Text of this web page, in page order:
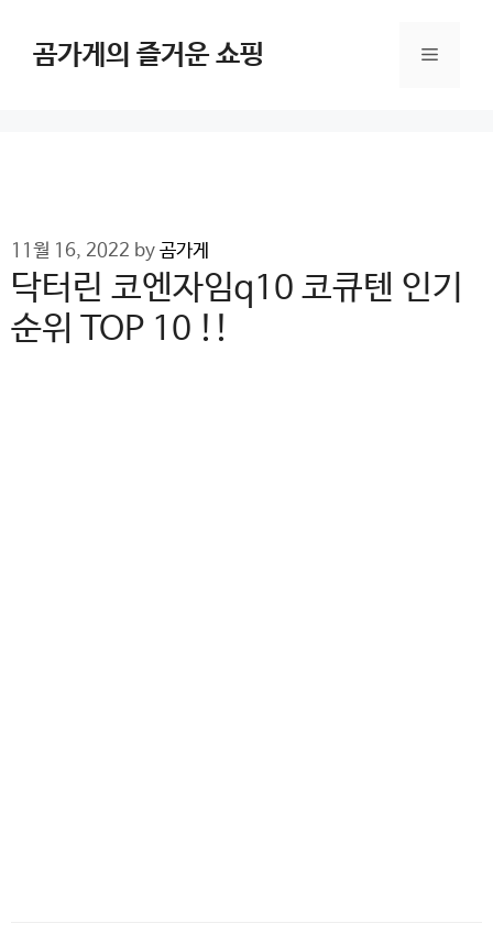
content곰가게의 즐거운 쇼핑 Menu
11월 16, 2022 by 곰가게
닥터린 코엔자임q10 코큐텐 인기
순위 TOP 10 !!